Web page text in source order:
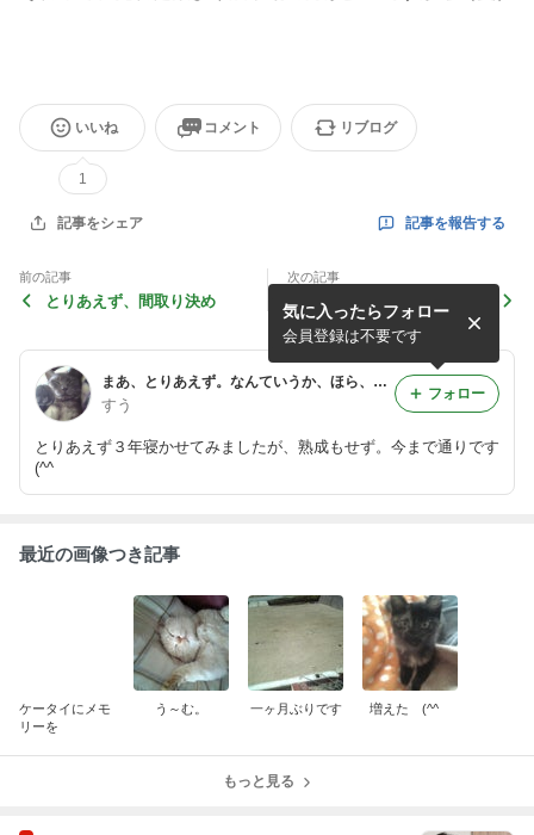
いいね
1
コメント リブログ
記事をシェア 記事を報告する
前の記事
とりあえず、間取り決め
次の記事
まあ、とりあえず。なんていうか、ほら、あれ。
すう
とりあえず３年寝かせてみましたが、熟成もせず。今まで通りです
(^^ゞ
気に入ったらフォロー
会員登録は不要です
フォロー
最近の画像つき記事
ケータイにメモ
リーを
う～む。 一ヶ月ぶりです 増えた (^^ゞ
もっと見る